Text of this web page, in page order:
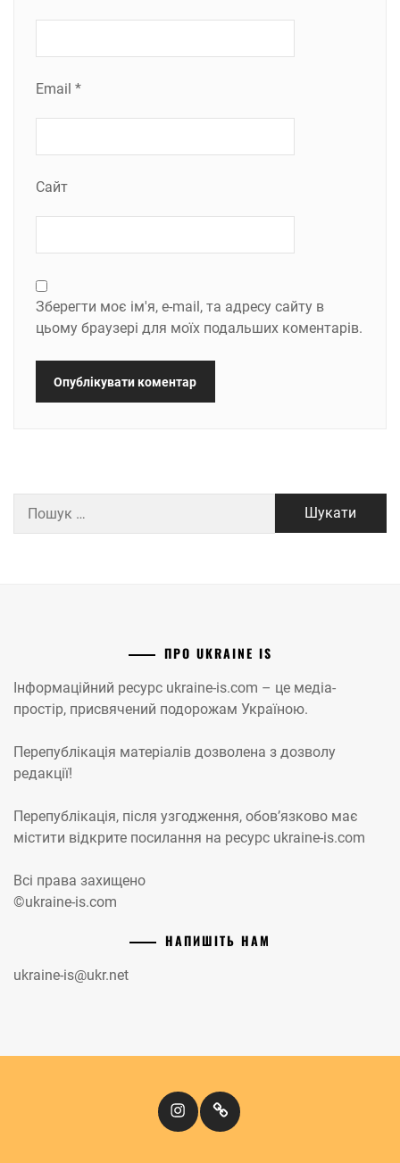
Email *
Сайт
Зберегти моє ім'я, e-mail, та адресу сайту в
цьому браузері для моїх подальших коментарів.
ПРО UKRAINE IS
Інформаційний ресурс ukraine-is.com – це медіа-
простір, присвячений подорожам Україною.
Перепублікація матеріалів дозволена з дозволу
редакції!
Перепублікація, після узгодження, обов’язково має
містити відкрите посилання на ресурс ukraine-is.com
Всі права захищено
©ukraine-is.com
НАПИШІТЬ НАМ
ukraine-is@ukr.net
InstagramКіномандри